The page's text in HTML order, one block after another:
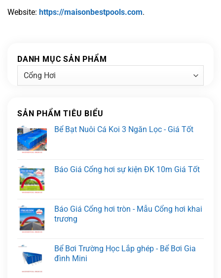
Website: https://maisonbestpools.com.
DANH MỤC SẢN PHẨM
SẢN PHẨM TIÊU BIỂU
Bể Bạt Nuôi Cá Koi 3 Ngăn Lọc - Giá Tốt
Báo Giá Cổng hơi sự kiện ĐK 10m Giá Tốt
Báo Giá Cổng hơi tròn - Mẫu Cổng hơi khai
trương
Bể Bơi Trường Học Lắp ghép - Bể Bơi Gia
đình Mini